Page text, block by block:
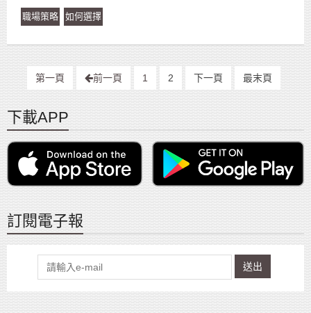
職場策略 如何選擇
第一頁 前一頁 1 2 下一頁 最末頁
下載APP
訂閱電子報
送出